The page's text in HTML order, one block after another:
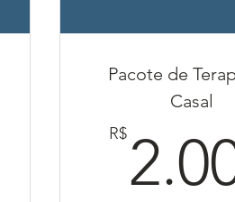
1.000R$
Pacote de
Casal
R$